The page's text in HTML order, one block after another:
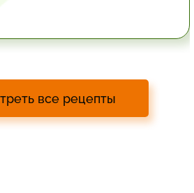
все рецепты